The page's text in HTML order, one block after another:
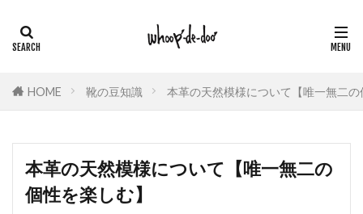
HOME 靴の豆知識 本革の天然模様について【唯一無二
本革の天然模様について【唯一無二の
個性を楽しむ】